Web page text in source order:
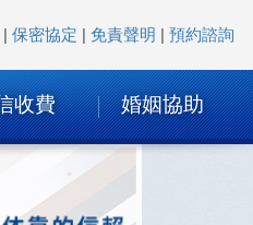
| 保密協定 | 免責聲明 | 預約諮詢
收費 婚姻協助